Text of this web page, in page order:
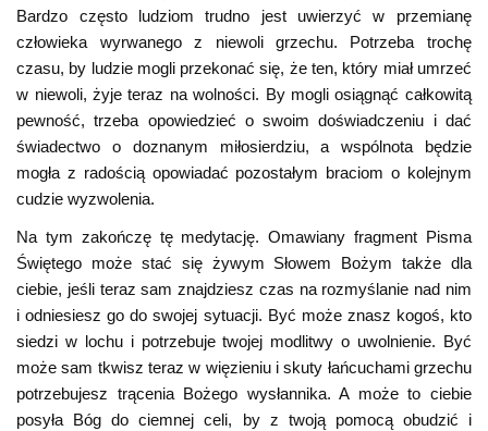
Bardzo często ludziom trudno jest uwierzyć w przemianę
człowieka wyrwanego z niewoli grzechu. Potrzeba trochę
czasu, by ludzie mogli przekonać się, że ten, który miał umrzeć
w niewoli, żyje teraz na wolności. By mogli osiągnąć całkowitą
pewność, trzeba opowiedzieć o swoim doświadczeniu i dać
świadectwo o doznanym miłosierdziu, a wspólnota będzie
mogła z radością opowiadać pozostałym braciom o kolejnym
cudzie wyzwolenia.
Na tym zakończę tę medytację. Omawiany fragment Pisma
Świętego może stać się żywym Słowem Bożym także dla
ciebie, jeśli teraz sam znajdziesz czas na rozmyślanie nad nim
i odniesiesz go do swojej sytuacji. Być może znasz kogoś, kto
siedzi w lochu i potrzebuje twojej modlitwy o uwolnienie. Być
może sam tkwisz teraz w więzieniu i skuty łańcuchami grzechu
potrzebujesz trącenia Bożego wysłannika. A może to ciebie
posyła Bóg do ciemnej celi, by z twoją pomocą obudzić i